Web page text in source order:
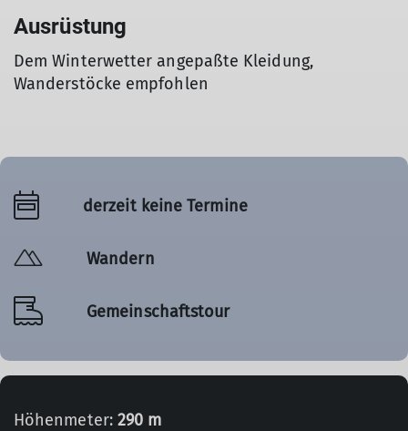
Ausrüstung
Dem Winterwetter angepaßte Kleidung,
Wanderstöcke empfohlen
derzeit keine Termine
Wandern
Gemeinschaftstour
Höhenmeter: 290 m